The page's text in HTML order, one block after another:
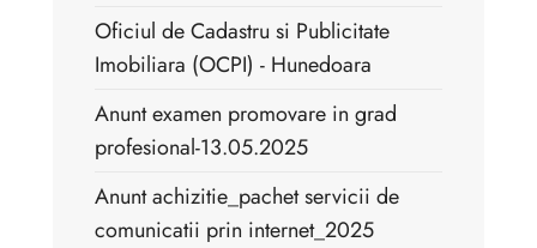
Oficiul de Cadastru si Publicitate
Imobiliara (OCPI) - Hunedoara
Anunt examen promovare in grad
profesional-13.05.2025
Anunt achizitie_pachet servicii de
comunicatii prin internet_2025